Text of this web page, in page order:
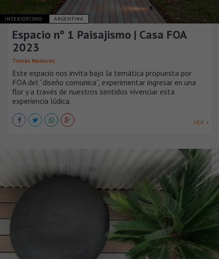
INTERIORISMO ARGENTINA
Espacio n° 1 Paisajismo | Casa FOA
2023
Tomás Nadares
Este espacio nos invita bajo la temática propuesta por
FOA del “diseño comunica”, experimentar ingresar en una
flor y a través de nuestros sentidos vivenciar esta
experiencia lúdica.
VER +